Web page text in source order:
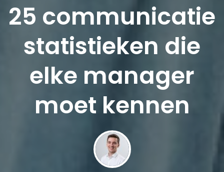
25 communicatie
statistieken die
elke manager
moet kennen